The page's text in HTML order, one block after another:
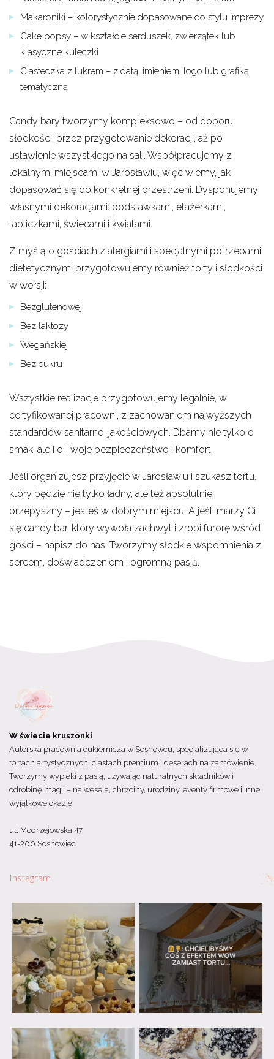
Makaroniki – kolorystycznie dopasowane do stylu imprezy
Cake popsy – w kształcie serduszek, zwierzątek lub
klasyczne kuleczki
Ciasteczka z lukrem – z datą, imieniem, logo lub grafiką
tematyczną
Candy bary tworzymy kompleksowo – od doboru
słodkości, przez przygotowanie dekoracji, aż po
ustawienie wszystkiego na sali. Współpracujemy z
lokalnymi miejscami w Jarosławiu, więc wiemy, jak
dopasować się do konkretnej przestrzeni. Dysponujemy
własnymi dekoracjami: podstawkami, etażerkami,
tabliczkami, świecami i kwiatami.
Z myślą o gościach z alergiami i specjalnymi potrzebami
dietetycznymi przygotowujemy również torty i słodkości
w wersji:
Bezglutenowej
Bez laktozy
Wegańskiej
Bez cukru
Wszystkie realizacje przygotowujemy legalnie, w
certyfikowanej pracowni, z zachowaniem najwyższych
standardów sanitarno-jakościowych. Dbamy nie tylko o
smak, ale i o Twoje bezpieczeństwo i komfort.
Jeśli organizujesz przyjęcie w Jarosławiu i szukasz tortu,
który będzie nie tylko ładny, ale też absolutnie
przepyszny – jesteś w dobrym miejscu. A jeśli marzy Ci
się candy bar, który wywoła zachwyt i zrobi furorę wśród
gości – napisz do nas. Tworzymy słodkie wspomnienia z
sercem, doświadczeniem i ogromną pasją.
W świecie kruszonki
Autorska pracownia cukiernicza w Sosnowcu, specjalizująca się w
tortach artystycznych, ciastach premium i deserach na zamówienie.
Tworzymy wypieki z pasją, używając naturalnych składników i
odrobinę magii – na wesela, chrzciny, urodziny, eventy firmowe i inne
wyjątkowe okazje.
ul. Modrzejowska 47
41-200 Sosnowiec
Instagram